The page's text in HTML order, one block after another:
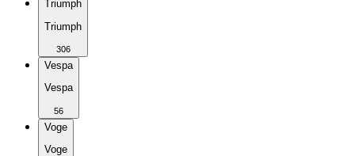
Triumph
Triumph
306
Vespa
Vespa
56
Voge
Voge